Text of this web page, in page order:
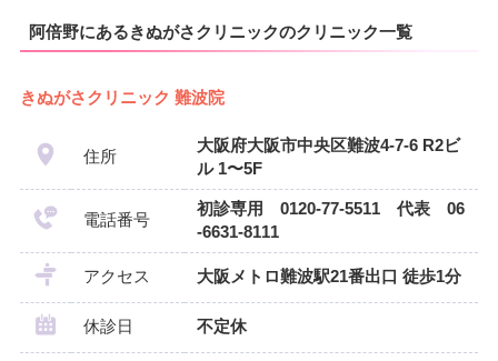
阿倍野にあるきぬがさクリニックのクリニック一覧
きぬがさクリニック 難波院
住所
大阪府大阪市中央区難波4-7-6 R2ビ
ル 1〜5F
電話番号
初診専用 0120-77-5511 代表 06
-6631-8111
アクセス 大阪メトロ難波駅21番出口 徒歩1分
休診日 不定休